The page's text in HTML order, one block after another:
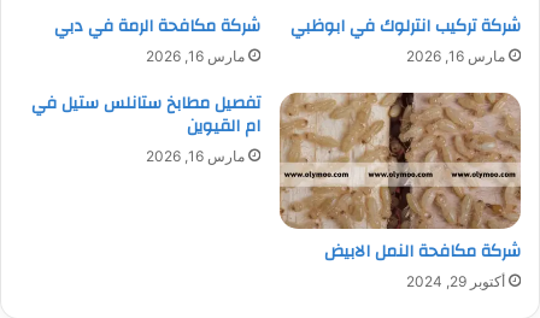
شركة تركيب انترلوك في ابوظبي
مارس 16, 2026
شركة مكافحة الرمة في دبي
مارس 16, 2026
شركة مكافحة النمل الابيض
أكتوبر 29, 2024
تفصيل مطابخ ستانلس ستيل في
ام القيوين
مارس 16, 2026